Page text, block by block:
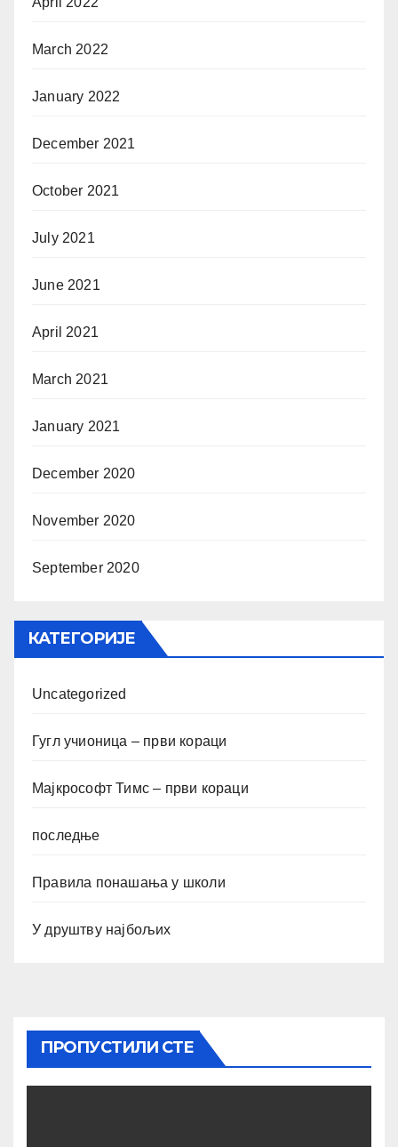
March 2022
January 2022
December 2021
October 2021
July 2021
June 2021
April 2021
March 2021
January 2021
December 2020
November 2020
September 2020
КАТЕГОРИЈЕ
Uncategorized
Гугл учионица – први кораци
Мајкрософт Тимс – први кораци
последње
Правила понашања у школи
У друштву најбољих
ПРОПУСТИЛИ СТЕ